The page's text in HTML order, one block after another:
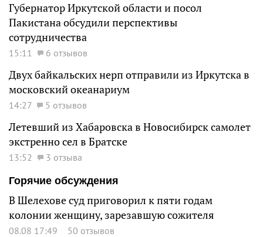
Губернатор Иркутской области и посол
Пакистана обсудили перспективы
сотрудничества
15:11 6 отзывов
Двух байкальских нерп отправили из Иркутска в
московский океанариум
14:27 5 отзывов
Летевший из Хабаровска в Новосибирск самолет
экстренно сел в Братске
13:52
3 отзыва
Горячие обсуждения
В Шелехове суд приговорил к пяти годам
колонии женщину, зарезавшую сожителя
08.08 17:49 50 отзывов